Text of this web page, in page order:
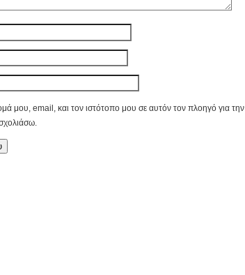
μου, email, και τον ιστότοπο μου σε αυτόν τον πλοηγό για την